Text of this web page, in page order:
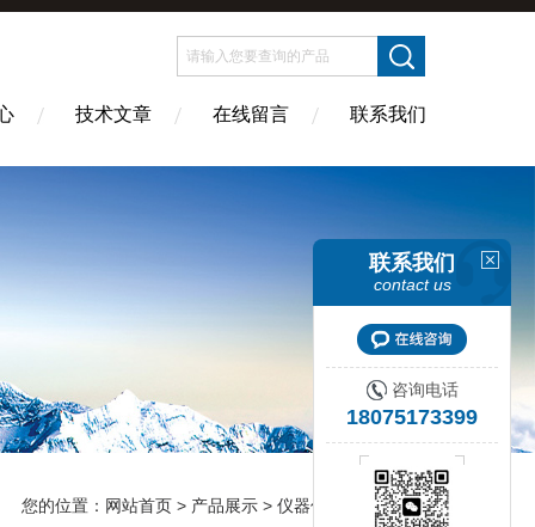
技术文章 在线留言 联系我们
您的位置： 网站首页 > 产品展示 > 仪器仪表 TONE前田
联系我们
contact us
咨询电话
18075173399